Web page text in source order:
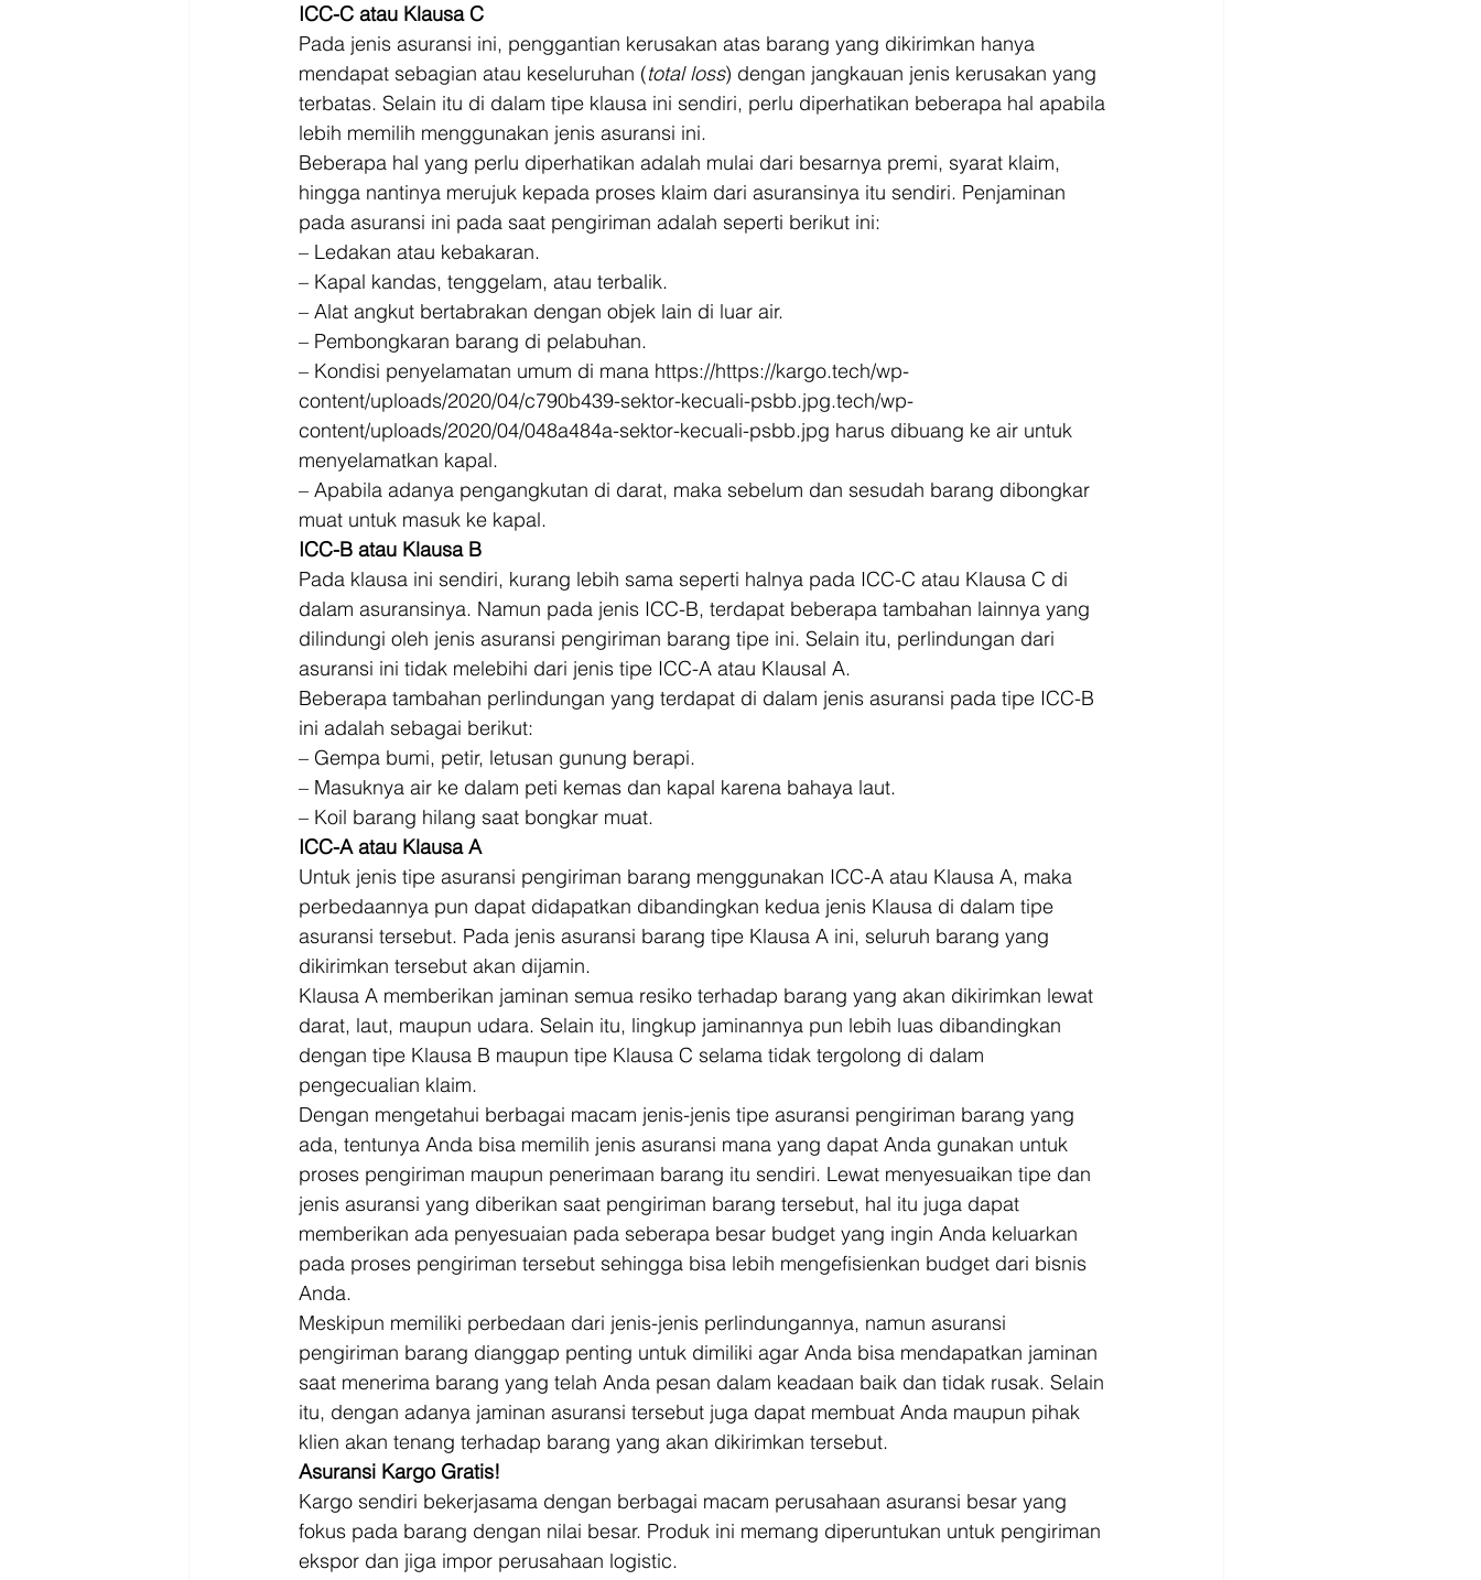
ICC-C atau Klausa C
Pada jenis asuransi ini, penggantian kerusakan atas barang yang dikirimkan hanya
mendapat sebagian atau keseluruhan (total loss) dengan jangkauan jenis kerusakan yang
terbatas. Selain itu di dalam tipe klausa ini sendiri, perlu diperhatikan beberapa hal apabila
lebih memilih menggunakan jenis asuransi ini.
Beberapa hal yang perlu diperhatikan adalah mulai dari besarnya premi, syarat klaim,
hingga nantinya merujuk kepada proses klaim dari asuransinya itu sendiri. Penjaminan
pada asuransi ini pada saat pengiriman adalah seperti berikut ini:
– Ledakan atau kebakaran.
– Kapal kandas, tenggelam, atau terbalik.
– Alat angkut bertabrakan dengan objek lain di luar air.
– Pembongkaran barang di pelabuhan.
– Kondisi penyelamatan umum di mana https://https://kargo.tech/wp-
content/uploads/2020/04/c790b439-sektor-kecuali-psbb.jpg.tech/wp-
content/uploads/2020/04/048a484a-sektor-kecuali-psbb.jpg harus dibuang ke air untuk
menyelamatkan kapal.
– Apabila adanya pengangkutan di darat, maka sebelum dan sesudah barang dibongkar
muat untuk masuk ke kapal.
ICC-B atau Klausa B
Pada klausa ini sendiri, kurang lebih sama seperti halnya pada ICC-C atau Klausa C di
dalam asuransinya. Namun pada jenis ICC-B, terdapat beberapa tambahan lainnya yang
dilindungi oleh jenis asuransi pengiriman barang tipe ini. Selain itu, perlindungan dari
asuransi ini tidak melebihi dari jenis tipe ICC-A atau Klausal A.
Beberapa tambahan perlindungan yang terdapat di dalam jenis asuransi pada tipe ICC-B
ini adalah sebagai berikut:
– Gempa bumi, petir, letusan gunung berapi.
– Masuknya air ke dalam peti kemas dan kapal karena bahaya laut.
– Koil barang hilang saat bongkar muat.
ICC-A atau Klausa A
Untuk jenis tipe asuransi pengiriman barang menggunakan ICC-A atau Klausa A, maka
perbedaannya pun dapat didapatkan dibandingkan kedua jenis Klausa di dalam tipe
asuransi tersebut. Pada jenis asuransi barang tipe Klausa A ini, seluruh barang yang
dikirimkan tersebut akan dijamin.
Klausa A memberikan jaminan semua resiko terhadap barang yang akan dikirimkan lewat
darat, laut, maupun udara. Selain itu, lingkup jaminannya pun lebih luas dibandingkan
dengan tipe Klausa B maupun tipe Klausa C selama tidak tergolong di dalam
pengecualian klaim.
Dengan mengetahui berbagai macam jenis-jenis tipe asuransi pengiriman barang yang
ada, tentunya Anda bisa memilih jenis asuransi mana yang dapat Anda gunakan untuk
proses pengiriman maupun penerimaan barang itu sendiri. Lewat menyesuaikan tipe dan
jenis asuransi yang diberikan saat pengiriman barang tersebut, hal itu juga dapat
memberikan ada penyesuaian pada seberapa besar budget yang ingin Anda keluarkan
pada proses pengiriman tersebut sehingga bisa lebih mengefisienkan budget dari bisnis
Anda.
Meskipun memiliki perbedaan dari jenis-jenis perlindungannya, namun asuransi
pengiriman barang dianggap penting untuk dimiliki agar Anda bisa mendapatkan jaminan
saat menerima barang yang telah Anda pesan dalam keadaan baik dan tidak rusak. Selain
itu, dengan adanya jaminan asuransi tersebut juga dapat membuat Anda maupun pihak
klien akan tenang terhadap barang yang akan dikirimkan tersebut.
Asuransi Kargo Gratis!
Kargo sendiri bekerjasama dengan berbagai macam perusahaan asuransi besar yang
fokus pada barang dengan nilai besar. Produk ini memang diperuntukan untuk pengiriman
ekspor dan jiga impor perusahaan logistic.